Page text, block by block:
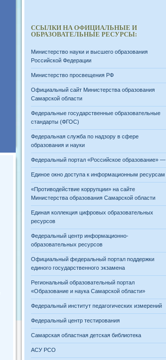
ССЫЛКИ НА ОФИЦИАЛЬНЫЕ И
ОБРАЗОВАТЕЛЬНЫЕ РЕСУРСЫ:
Министерство науки и высшего образования
Российской Федерации
Министерство просвещения РФ
Официальный сайт Министерства образования
Самарской области
Федеральные государственные образовательные
стандарты (ФГОС)
Федеральная служба по надзору в сфере
образования и науки
Федеральный портал «Российское образование» —
Единое окно доступа к информационным ресурсам
«Противодействие коррупции» на сайте
Министерства образования Самарской области
Единая коллекция цифровых образовательных
ресурсов
Федеральный центр информационно-
образовательных ресурсов
Официальный федеральный портал поддержки
единого государственного экзамена
Региональный образовательный портал
«Образование и наука Самарской области»
Федеральный институт педагогических измерений
Федеральный центр тестирования
Самарская областная детская библиотека
АСУ РСО